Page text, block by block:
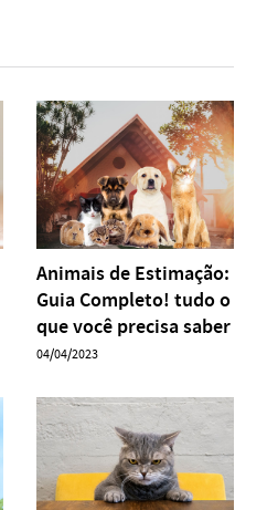
Animais de Estimação:
Guia Completo! tudo o
que você precisa saber
04/04/2023